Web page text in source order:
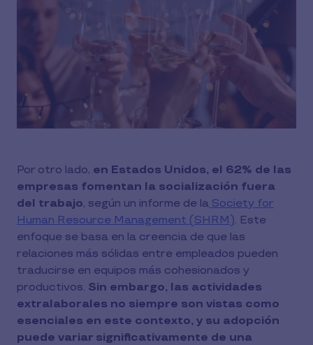
Por otro lado, en Estados Unidos, el 62% de las
empresas fomentan la socialización fuera
del trabajo, según un informe de la Society for
Human Resource Management (SHRM). Este
enfoque se basa en la creencia de que las
relaciones más sólidas entre empleados pueden
traducirse en equipos más cohesionados y
productivos. Sin embargo, las actividades
extralaborales no siempre son vistas como
esenciales en este contexto, y su adopción
puede variar significativamente de una